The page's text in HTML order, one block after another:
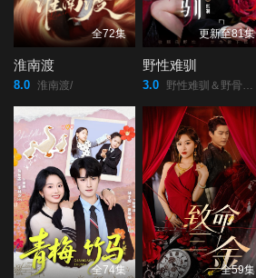
全72集
淮南渡
8.0 淮南渡/
更新至81集
野性难驯
3.0 野性难驯＆野骨难驯/
全74集 全59集